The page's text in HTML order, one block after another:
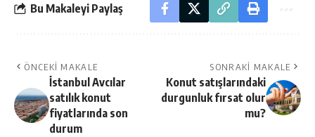
Bu Makaleyi Paylaş
ÖNCEKI MAKALE
İstanbul Avcılar
satılık konut
fiyatlarında son
durum
SONRAKI MAKALE
Konut satışlarındaki
durgunluk fırsat olur
mu?